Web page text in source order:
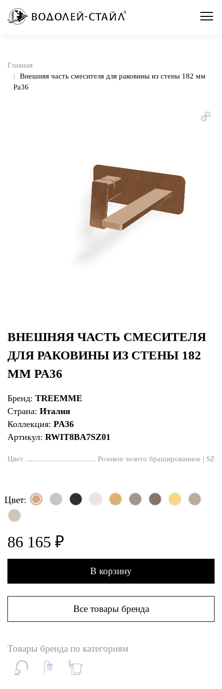
Главная
Внешняя часть смесителя для раковины из стены 182 мм
Pa36
ВНЕШНЯЯ ЧАСТЬ СМЕСИТЕЛЯ
ДЛЯ РАКОВИНЫ ИЗ СТЕНЫ 182
ММ PA36
Бренд: TREEMME
Страна: Италия
Коллекция: PA36
Артикул: RWIT8BA7SZ01
Цвет Розовое золото брашированное | SZ
Цвет:
86 165 ₽
В корзину
Все товары бренда
Товары бренда по категориям